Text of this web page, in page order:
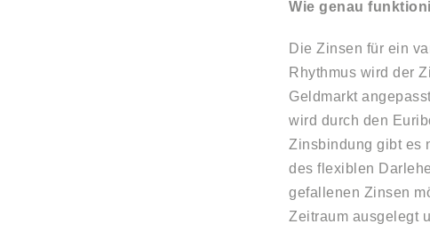
Wie genau
Die Zinsen für ein
Rhythmus wird der
Geldmarkt
wird durch den
Zinsbindung gibt es
des flexiblen
gefallenen Zinsen
Zeitraum ausgelegt